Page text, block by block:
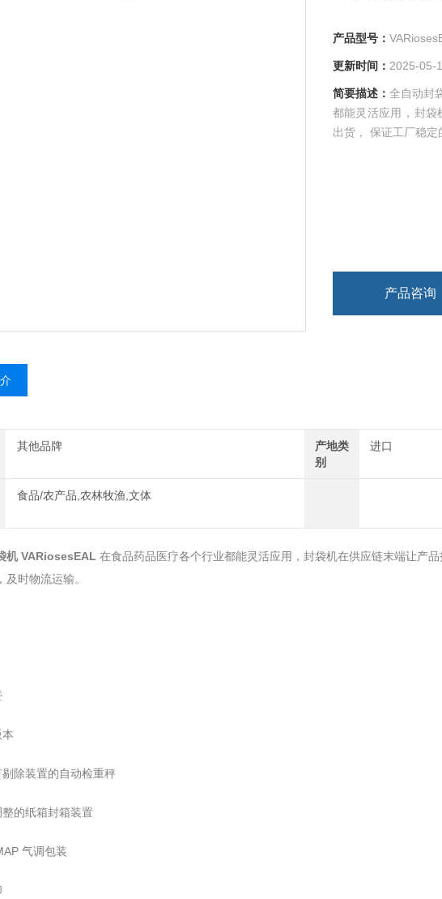
产品型号：
更新时间： 2025-05-
简要描述： 全自动封
都能灵活应用，
出货， 保证工厂稳定的
产品咨询
其他品牌
产地类
别
进口
食品/农产品,农林牧渔,文体
机 VARiosesEAL 在食品药品医疗各个行业都能灵活应用，封袋机在供应链末端让产
及时物流运输。
除装置的自动检重秤
的纸箱封箱装置
气调包装